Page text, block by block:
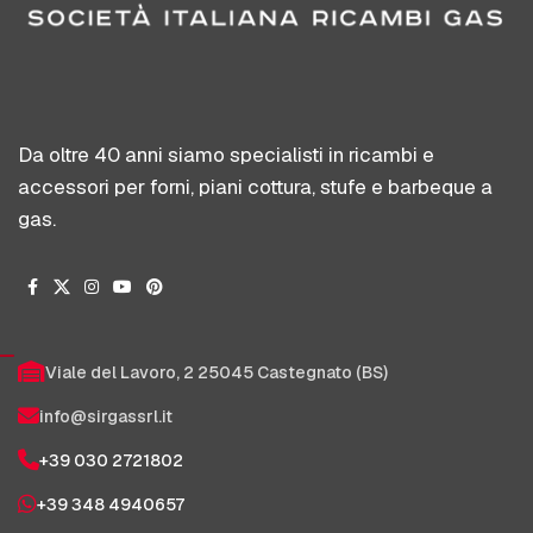
Da oltre 40 anni siamo specialisti in ricambi e
accessori per forni, piani cottura, stufe e barbeque a
gas.
Viale del Lavoro, 2 25045 Castegnato (BS)
info@sirgassrl.it
+39 030 2721802
+39 348 4940657